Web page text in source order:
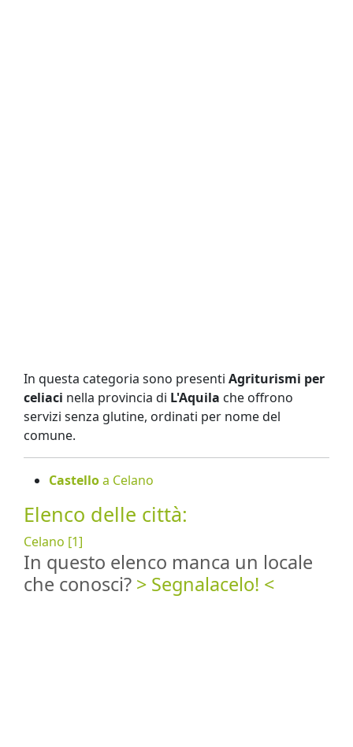
In questa categoria sono presenti Agriturismi per
celiaci nella provincia di L'Aquila che offrono
servizi senza glutine, ordinati per nome del
comune.
Castelloa Celano
Elenco delle città:
Celano [1]
In questo elenco manca un locale
che conosci? > Segnalacelo! <